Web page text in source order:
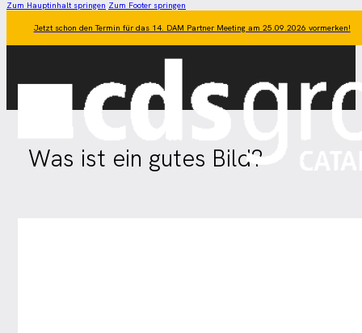
Zum Hauptinhalt springen Zum Footer springen
Jetzt schon den Termin für das 14. DAM Partner Meeting am 25.09.2026 vormerken!
Was ist ein gutes Bild?